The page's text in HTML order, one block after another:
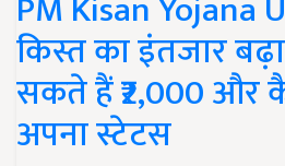
किस्त का इंतजार
सकते हैं ₹2,000
अपना स्टेटस